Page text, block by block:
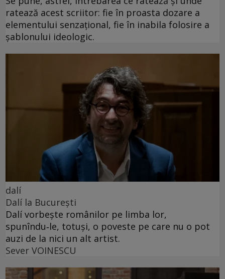
ratează acest scriitor: fie în proasta dozare a
elementului senzațional, fie în inabila folosire a
șablonului ideologic.
dalí
Dalí la București
Dalí vorbește românilor pe limba lor,
spunîndu‑le, totuși, o poveste pe care nu o pot
auzi de la nici un alt artist.
Sever VOINESCU